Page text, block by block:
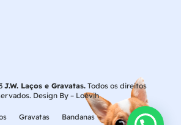
J.W. Laços e Gravatas. Todos os direitos
Design By – Loévih
Gravatas
Bandanas